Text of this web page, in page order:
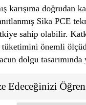
karışıma doğrudan
Sika PCE
sahip olabilir.
önemli
dolgu tasarımında
Edeceğinizi